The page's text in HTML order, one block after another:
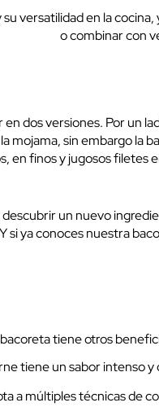
versatilidad en la
o combinar con
dos versiones. Por un
mojama, sin embargo la
en finos y jugosos filetes
un nuevo
ya conoces nuestra
tiene otros
tiene un sabor intenso
a múltiples técnicas de